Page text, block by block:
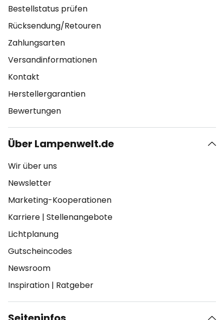
Bestellstatus prüfen
Rücksendung/Retouren
Zahlungsarten
Versandinformationen
Kontakt
Herstellergarantien
Bewertungen
Über Lampenwelt.de
Wir über uns
Newsletter
Marketing-Kooperationen
Karriere | Stellenangebote
Lichtplanung
Gutscheincodes
Newsroom
Inspiration | Ratgeber